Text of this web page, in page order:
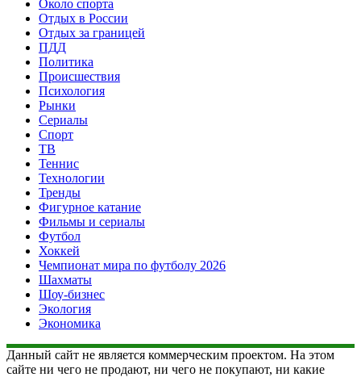
Около спорта
Отдых в России
Отдых за границей
ПДД
Политика
Происшествия
Психология
Рынки
Сериалы
Спорт
ТВ
Теннис
Технологии
Тренды
Фигурное катание
Фильмы и сериалы
Футбол
Хоккей
Чемпионат мира по футболу 2026
Шахматы
Шоу-бизнес
Экология
Экономика
Данный сайт не является коммерческим проектом. На этом
сайте ни чего не продают, ни чего не покупают, ни какие